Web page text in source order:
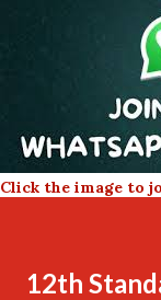
Click the image to
12th